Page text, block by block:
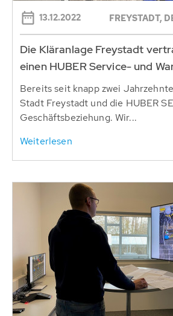
13.12.2022 FREYSTADT,
Die Kläranlage Freystadt
einen HUBER Service- und
Bereits seit knapp zwei
Stadt Freystadt und die HUBER
Geschäftsbeziehung. Wir...
Weiterlesen